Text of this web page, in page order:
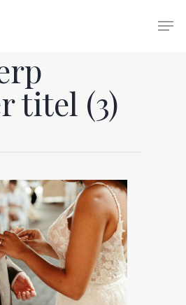
or ESC to close
titel (3)